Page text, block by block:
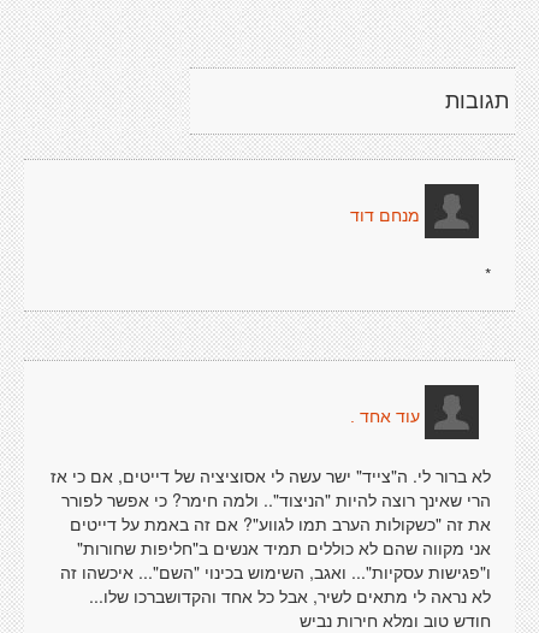
תגובות
מנחם דוד
*
עוד אחד .
לא ברור לי. ה"צייד" ישר עשה לי אסוציציה של דייטים, אם כי אז
הרי שאינך רוצה להיות "הניצוד".. ולמה חימר? כי אפשר לפורר
את זה "כשקולות הערב תמו לגווע"? אם זה באמת על דייטים
אני מקווה שהם לא כוללים תמיד אנשים ב"חליפות שחורות"
ו"פגישות עסקיות"... ואגב, השימוש בכינוי "השם"... איכשהו זה
לא נראה לי מתאים לשיר, אבל כל אחד והקדושברכו שלו...
חודש טוב ומלא חירות נביש